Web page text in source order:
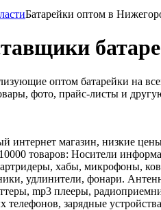
Батарейки оптом в
оптом батарейки на
фото, прайс-листы и
магазин, низкие
товаров: Носители
хабы, микрофоны,
удлинители, фонари.
mp3 плееры,
зарядные